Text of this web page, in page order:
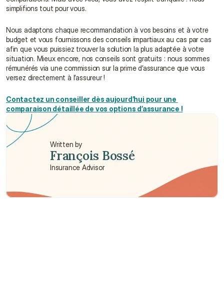
simplifions tout pour vous.
Nous adaptons chaque recommandation à vos besoins et à votre
budget et vous fournissons des conseils impartiaux au cas par cas
afin que vous puissiez trouver la solution la plus adaptée à votre
situation. Mieux encore, nos conseils sont gratuits : nous sommes
rémunérés via une commission sur la prime d’assurance que vous
versez directement à l’assureur !
Contactez un conseiller dès aujourd’hui pour une
comparaison détaillée de vos options d’assurance !
Written by
François Bossé
Insurance Advisor